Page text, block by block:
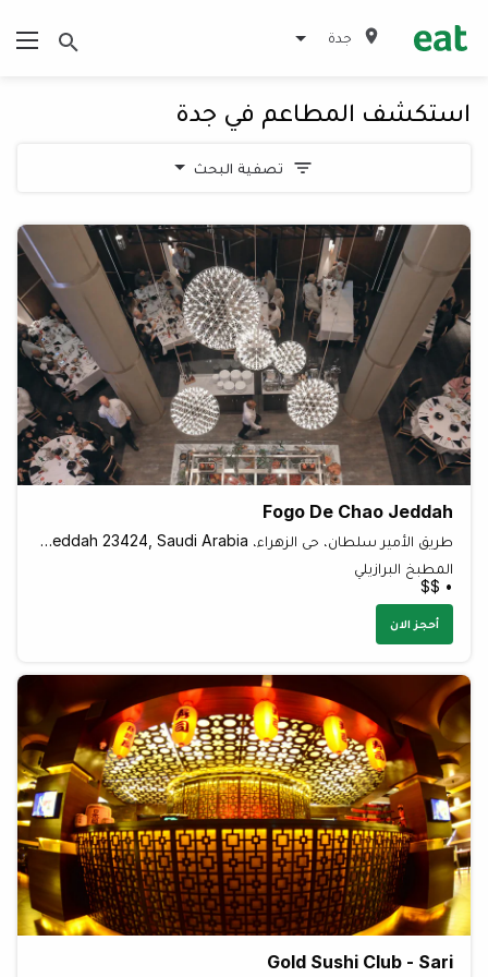
جدة
استكشف المطاعم في جدة
تصفية البحث
Fogo De Chao Jeddah
طريق الأمير سلطان، حي الزهراء، Al Zahra, Jeddah 23424, Saudi Arabia
المطبخ البرازيلي
• $$
أحجز الان
Gold Sushi Club - Sari